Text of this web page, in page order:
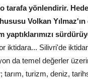
tarafa yönlendirir.
Volkan
yaptıklarımızı
iktidara... Silivri'de
da temel değerler
tarım, turizm, deniz,